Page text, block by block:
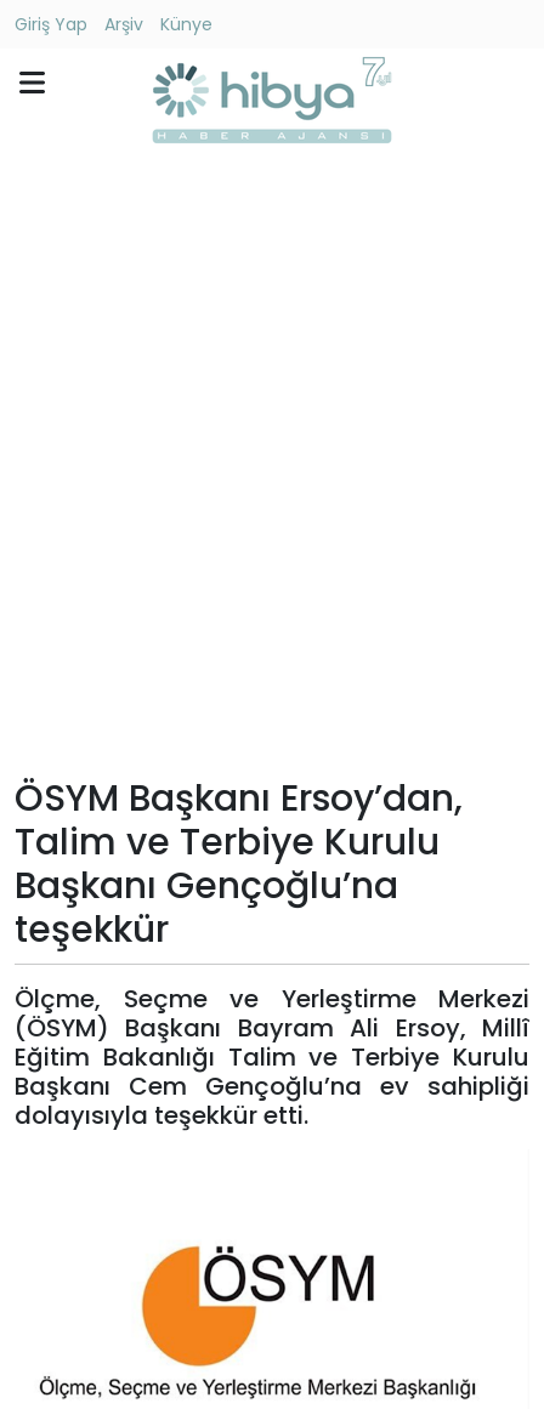
Giriş Yap Arşiv
Künye
Künye
Giriş
Yap
ÖSYM Başkanı Ersoy’dan,
Talim ve Terbiye Kurulu
Başkanı Gençoğlu’na
teşekkür
Ölçme, Seçme ve Yerleştirme Merkezi
(ÖSYM) Başkanı Bayram Ali Ersoy, Millî
Eğitim Bakanlığı Talim ve Terbiye Kurulu
Başkanı Cem Gençoğlu’na ev sahipliği
dolayısıyla teşekkür etti.